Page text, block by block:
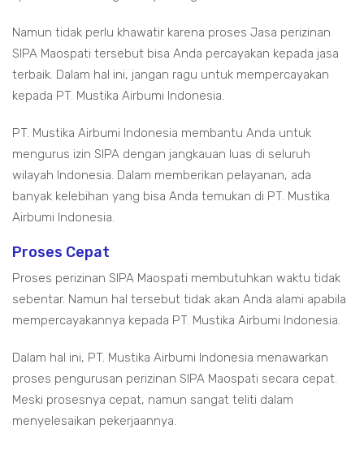
Namun tidak perlu khawatir karena proses Jasa perizinan
SIPA Maospati tersebut bisa Anda percayakan kepada jasa
terbaik. Dalam hal ini, jangan ragu untuk mempercayakan
kepada PT. Mustika Airbumi Indonesia.
PT. Mustika Airbumi Indonesia membantu Anda untuk
mengurus izin SIPA dengan jangkauan luas di seluruh
wilayah Indonesia. Dalam memberikan pelayanan, ada
banyak kelebihan yang bisa Anda temukan di PT. Mustika
Airbumi Indonesia.
Proses Cepat
Proses perizinan SIPA Maospati membutuhkan waktu tidak
sebentar. Namun hal tersebut tidak akan Anda alami apabila
mempercayakannya kepada PT. Mustika Airbumi Indonesia.
Dalam hal ini, PT. Mustika Airbumi Indonesia menawarkan
proses pengurusan perizinan SIPA Maospati secara cepat.
Meski prosesnya cepat, namun sangat teliti dalam
menyelesaikan pekerjaannya.